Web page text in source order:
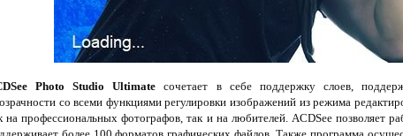
Photo Studio Ultimate сочетает в себе поддержку слоев,
со всеми функциями регулировки изображений из режима
на профессиональных фотографов, так и на любителей. ACDSee позволяет